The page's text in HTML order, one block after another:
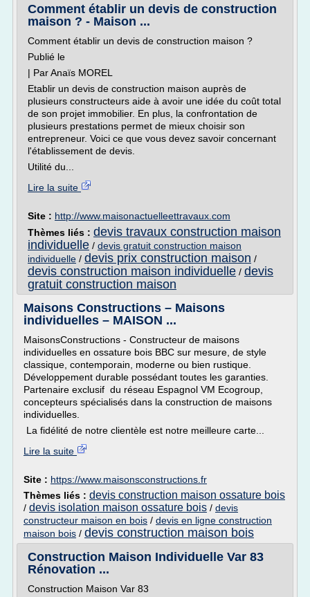
Comment établir un devis de construction
maison ? - Maison ...
Comment établir un devis de construction maison ?
Publié le
| Par Anaïs MOREL
Etablir un devis de construction maison auprès de
plusieurs constructeurs aide à avoir une idée du coût total
de son projet immobilier. En plus, la confrontation de
plusieurs prestations permet de mieux choisir son
entrepreneur. Voici ce que vous devez savoir concernant
l'établissement de devis.
Utilité du...
Lire la suite
Site : http://www.maisonactuelleettravaux.com
Thèmes liés : devis travaux construction maison
individuelle / devis gratuit construction maison
individuelle / devis prix construction maison /
devis construction maison individuelle / devis
gratuit construction maison
Maisons Constructions – Maisons
individuelles – MAISON ...
MaisonsConstructions - Constructeur de maisons
individuelles en ossature bois BBC sur mesure, de style
classique, contemporain, moderne ou bien rustique.
Développement durable possédant toutes les garanties.
Partenaire exclusif du réseau Espagnol VM Ecogroup,
concepteurs spécialisés dans la construction de maisons
individuelles.
La fidélité de notre clientèle est notre meilleure carte...
Lire la suite
Site : https://www.maisonsconstructions.fr
Thèmes liés : devis construction maison ossature bois
/ devis isolation maison ossature bois / devis
constructeur maison en bois / devis en ligne construction
maison bois / devis construction maison bois
Construction Maison Individuelle Var 83
Rénovation ...
Construction Maison Var 83